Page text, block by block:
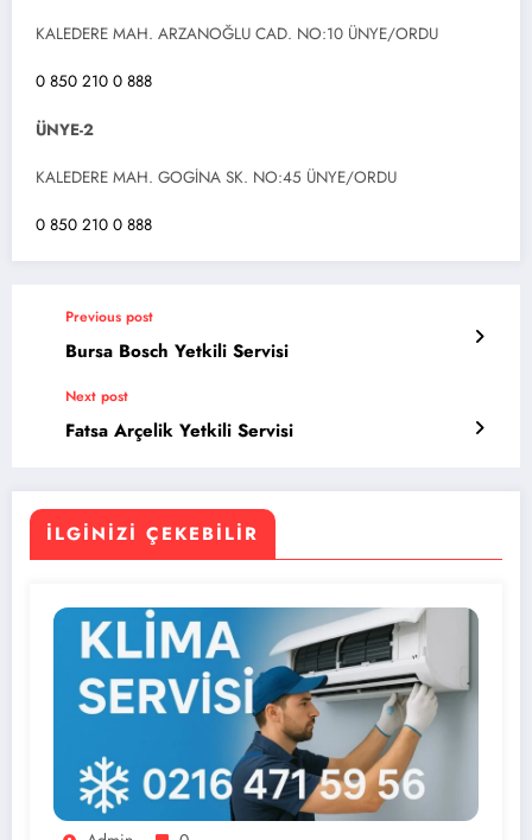
KALEDERE MAH. ARZANOĞLU CAD. NO:10 ÜNYE/ORDU
0 850 210 0 888
ÜNYE-2
KALEDERE MAH. GOGİNA SK. NO:45 ÜNYE/ORDU
0 850 210 0 888
Previous post
Bursa Bosch Yetkili Servisi
Next post
Fatsa Arçelik Yetkili Servisi
İLGINIZI ÇEKEBILIR